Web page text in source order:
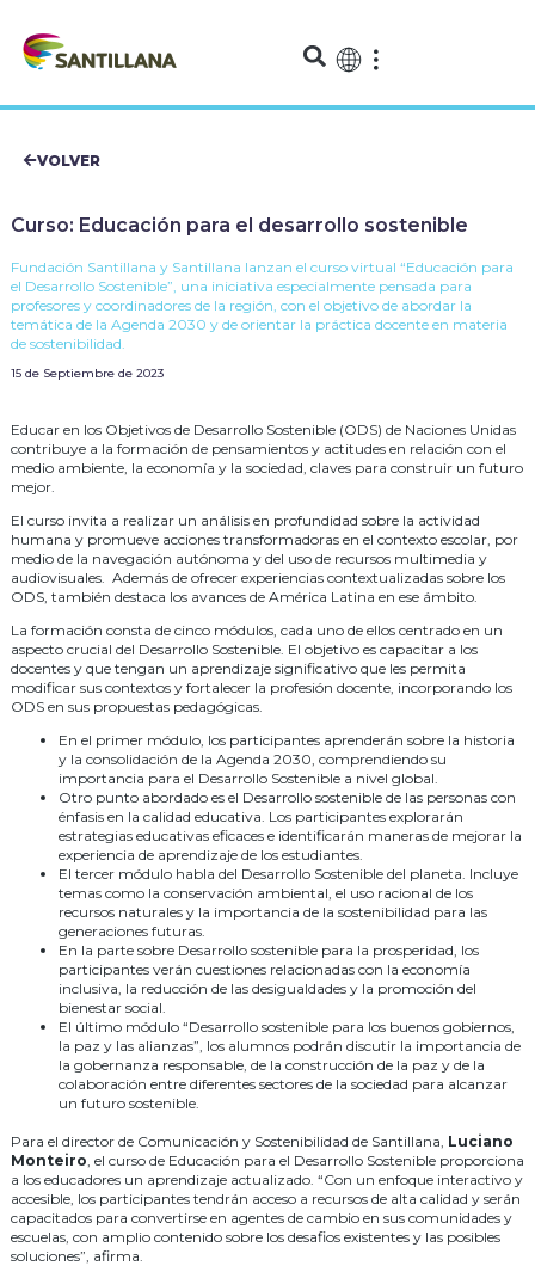
VOLVER
Curso: Educación para el desarrollo sostenible
Fundación Santillana y Santillana lanzan el curso virtual “Educación para
el Desarrollo Sostenible”, una iniciativa especialmente pensada para
profesores y coordinadores de la región, con el objetivo de abordar la
temática de la Agenda 2030 y de orientar la práctica docente en materia
de sostenibilidad.
15 de Septiembre de 2023
Educar en los Objetivos de Desarrollo Sostenible (ODS) de Naciones Unidas
contribuye a la formación de pensamientos y actitudes en relación con el
medio ambiente, la economía y la sociedad, claves para construir un futuro
mejor.
El curso invita a realizar un análisis en profundidad sobre la actividad
humana y promueve acciones transformadoras en el contexto escolar, por
medio de la navegación autónoma y del uso de recursos multimedia y
audiovisuales. Además de ofrecer experiencias contextualizadas sobre los
ODS, también destaca los avances de América Latina en ese ámbito.
La formación consta de cinco módulos, cada uno de ellos centrado en un
aspecto crucial del Desarrollo Sostenible. El objetivo es capacitar a los
docentes y que tengan un aprendizaje significativo que les permita
modificar sus contextos y fortalecer la profesión docente, incorporando los
ODS en sus propuestas pedagógicas.
En el primer módulo, los participantes aprenderán sobre la historia
y la consolidación de la Agenda 2030, comprendiendo su
importancia para el Desarrollo Sostenible a nivel global.
Otro punto abordado es el Desarrollo sostenible de las personas con
énfasis en la calidad educativa. Los participantes explorarán
estrategias educativas eficaces e identificarán maneras de mejorar la
experiencia de aprendizaje de los estudiantes.
El tercer módulo habla del Desarrollo Sostenible del planeta. Incluye
temas como la conservación ambiental, el uso racional de los
recursos naturales y la importancia de la sostenibilidad para las
generaciones futuras.
En la parte sobre Desarrollo sostenible para la prosperidad, los
participantes verán cuestiones relacionadas con la economía
inclusiva, la reducción de las desigualdades y la promoción del
bienestar social.
El último módulo “Desarrollo sostenible para los buenos gobiernos,
la paz y las alianzas”, los alumnos podrán discutir la importancia de
la gobernanza responsable, de la construcción de la paz y de la
colaboración entre diferentes sectores de la sociedad para alcanzar
un futuro sostenible.
Para el director de Comunicación y Sostenibilidad de Santillana, Luciano
Monteiro, el curso de Educación para el Desarrollo Sostenible proporciona
a los educadores un aprendizaje actualizado. “Con un enfoque interactivo y
accesible, los participantes tendrán acceso a recursos de alta calidad y serán
capacitados para convertirse en agentes de cambio en sus comunidades y
escuelas, con amplio contenido sobre los desafios existentes y las posibles
soluciones”, afirma.